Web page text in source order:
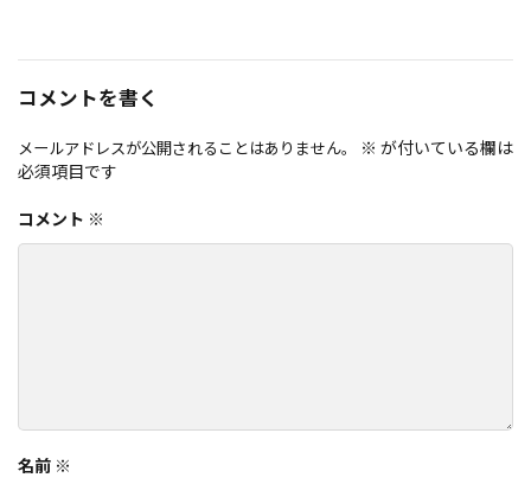
コメントを書く
メールアドレスが公開されることはありません。 ※ が付いている欄は
必須項目です
コメント ※
名前 ※